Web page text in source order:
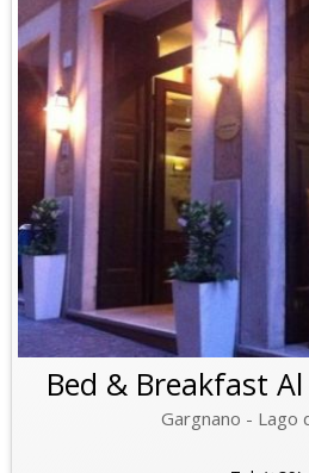
Bed & Breakfast
Gargnano - Lago